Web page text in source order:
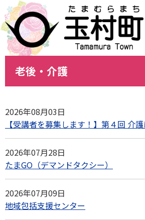
老後・介護
2026年08月03日
【受講者を募集します！】第４回 介
2026年07月28日
たまGO（デマンドタクシー）
2026年07月09日
地域包括支援センター